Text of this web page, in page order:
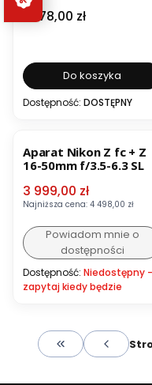
Cena
4 178,00 zł
Do koszyka
Dostępność: DOSTĘPNY
Aparat Nikon Z fc + Z
16-50mm f/3.5-6.3 SL
Cena promocyjna
3 999,00 zł
Najniższa cena: 4 498,00 zł
Powiadom mnie o
dostępności
Dostępność: Niedostępny -
zapytaj kiedy będzie
Wróć do